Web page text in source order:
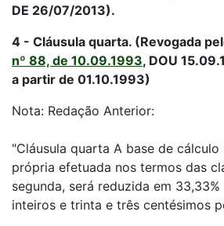
DE 26/07/2013).
4 - Cláusula quarta. (Revogada
nº 88, de 10.09.1993, DOU
a partir de 01.10.1993)
Nota: Redação Anterior:
"Cláusula quarta A base de
própria efetuada nos termos das
segunda, será reduzida em
inteiros e trinta e três centésimos